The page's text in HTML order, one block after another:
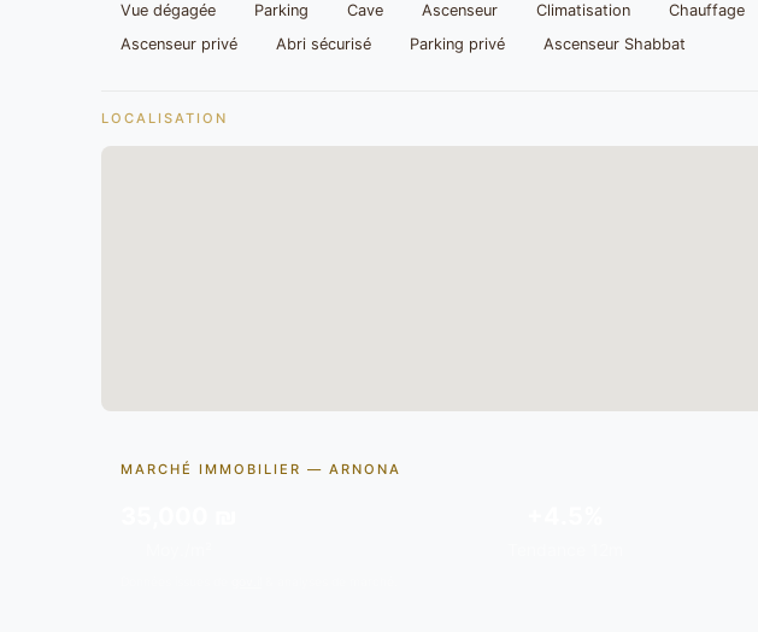
Vue dégagée Parking Cave Ascenseur Climatisation Chauffage
Ascenseur privé
Abri sécurisé Parking privé Ascenseur Shabbat
LOCALISATION
MARCHÉ IMMOBILIER — ARNONA